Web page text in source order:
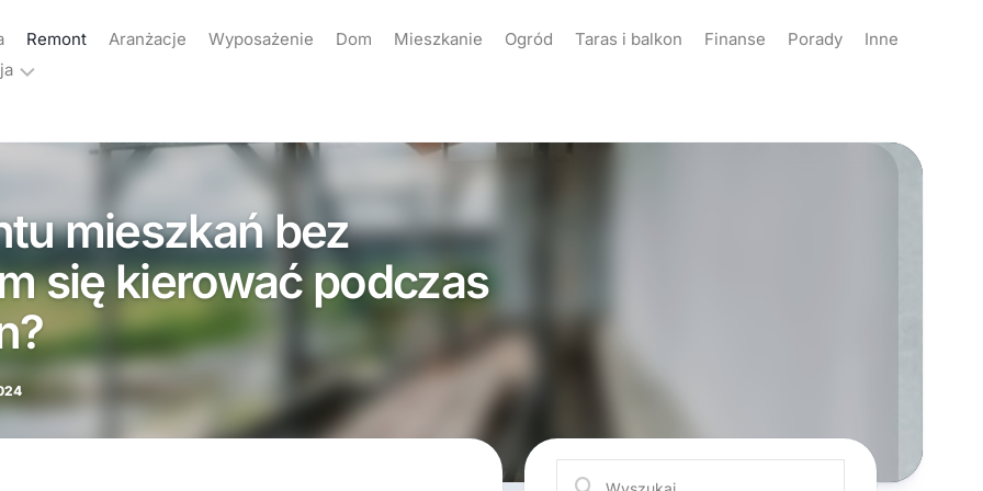
Remont Aranżacje Wyposażenie Dom Mieszkanie Ogród Taras i balkon Finanse Porady
Inne
mieszkań bez
się kierować podczas